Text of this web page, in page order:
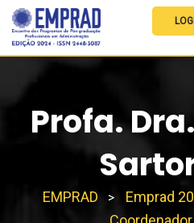
Profa.
EMPRAD > Emprad